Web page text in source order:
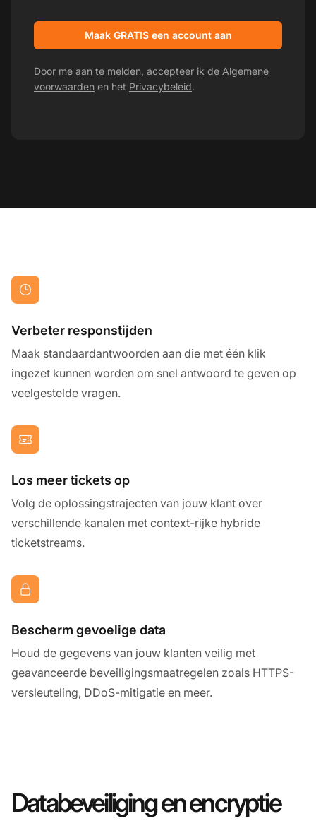
Maak GRATIS een account aan
Door me aan te melden, accepteer ik de Algemene
voorwaarden en het Privacybeleid.
Verbeter responstijden
Maak standaardantwoorden aan die met één klik
ingezet kunnen worden om snel antwoord te geven op
veelgestelde vragen.
Los meer tickets op
Volg de oplossingstrajecten van jouw klant over
verschillende kanalen met context-rijke hybride
ticketstreams.
Bescherm gevoelige data
Houd de gegevens van jouw klanten veilig met
geavanceerde beveiligingsmaatregelen zoals HTTPS-
versleuteling, DDoS-mitigatie en meer.
Databeveiliging en encryptie